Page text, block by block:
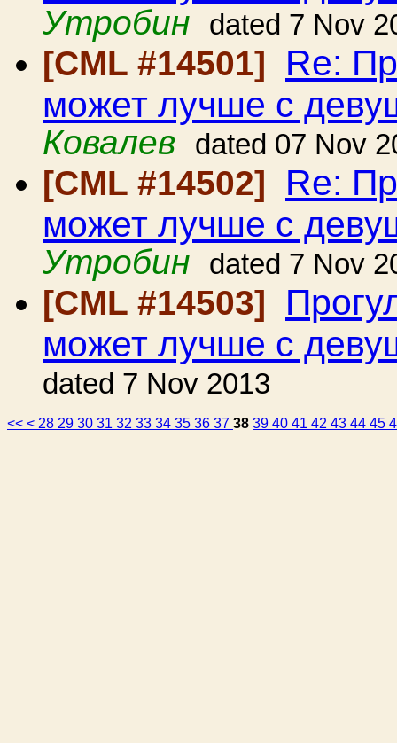
Утробин
dated 7 Nov
[CML #14501] Re:
может лучше с
Ковалев
dated 07 Nov
[CML #14502] Re:
может лучше с
Утробин
dated 7 Nov
[CML #14503]
может лучше с
dated 7 Nov 2013
<< < 28 29 30 31 32 33 34 35 36 37 38 39 40 41 42 43 44 45